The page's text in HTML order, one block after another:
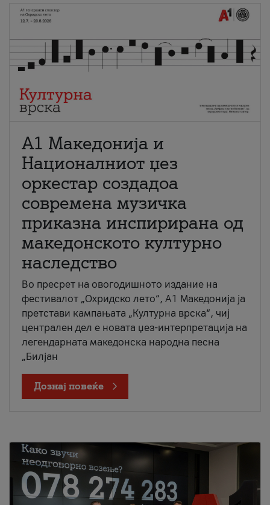
А1 Македонија и
Националниот џез
оркестар создадоа
современа музичка
приказна инспирирана од
македонското културно
наследство
Во пресрет на овогодишното издание на
фестивалот „Охридско лето“, А1 Македонија ја
претстави кампањата „Културна врска“, чиј
централен дел е новата џез-интерпретација на
легендарната македонска народна песна
„Билјан
Дознај повеќе